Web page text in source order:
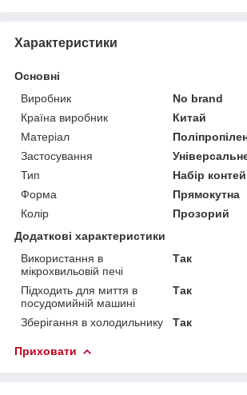
Характеристики
Основні
Виробник
No brand
Країна виробник
Китай
Матеріал
Застосування
Тип
Набір
Форма
Прямокутна
Колір
Прозорий
Додаткові характеристики
Використання в
мікрохвильовій печі
Так
Підходить для миття в
посудомийній машині
Так
Зберігання в холодильнику Так
Приховати